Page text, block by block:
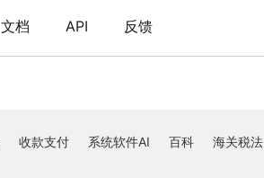
文档 API 反馈
收款支付 系统软件AI 百科 海关税法